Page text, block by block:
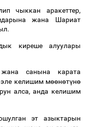
чыккан аракеттер,
жана
Шариат
.
киреше
алуулары
жана санына
карата
эле келишим мөөнөтүнө
алса,анда келишим
эт
азыктарын